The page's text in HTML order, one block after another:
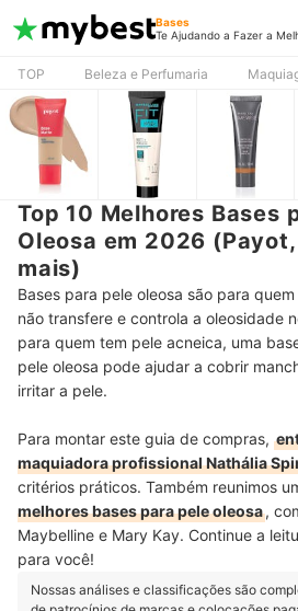
Bases
Te Ajudando a Fazer a
TOP Beleza e Perfumaria
Top 10 Melhores Bases
Oleosa em 2026
mais)
Bases para pele oleosa são para
não transfere e controla a oleosidade
para quem tem pele acneica, uma
pele oleosa pode ajudar a cobrir
irritar a pele.
Para montar este guia de compras,
maquiadora profissional Nathália
critérios práticos. Também reunimos
melhores bases para pele oleosa,
Maybelline e Mary Kay. Continue a
para você!
Nossas análises e classificações são